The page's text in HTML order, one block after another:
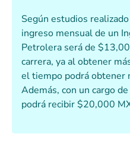
Según estudios
ingreso mensual de un
Petrolera será de
carrera, ya al obtener
el tiempo podrá
Además, con un cargo
podrá recibir $20,000